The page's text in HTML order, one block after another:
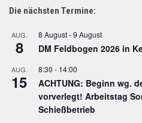
Die nächsten Termine:
AUG.
8
8 August-9 August
DM Feldbogen 2026 in
AUG.
15
8:30 - 14:00
ACHTUNG: Beginn wg.
vorverlegt! Arbeitstag
Schießbetrieb